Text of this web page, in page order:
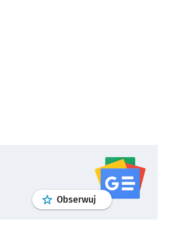
Obserwuj profilgoogle news